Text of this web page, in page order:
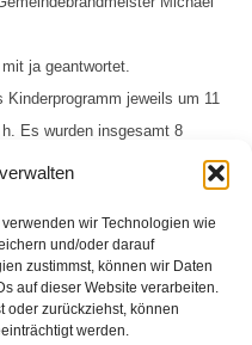
wir Technologien wie
und/oder darauf
zustimmst, können wir Daten
auf dieser Website verarbeiten.
oder zurückziehst, können
werden.
ja geantwortet.
jeweils um 11
Es wurden insgesamt 8
aus dem gesamten
Veranstaltung waren von der